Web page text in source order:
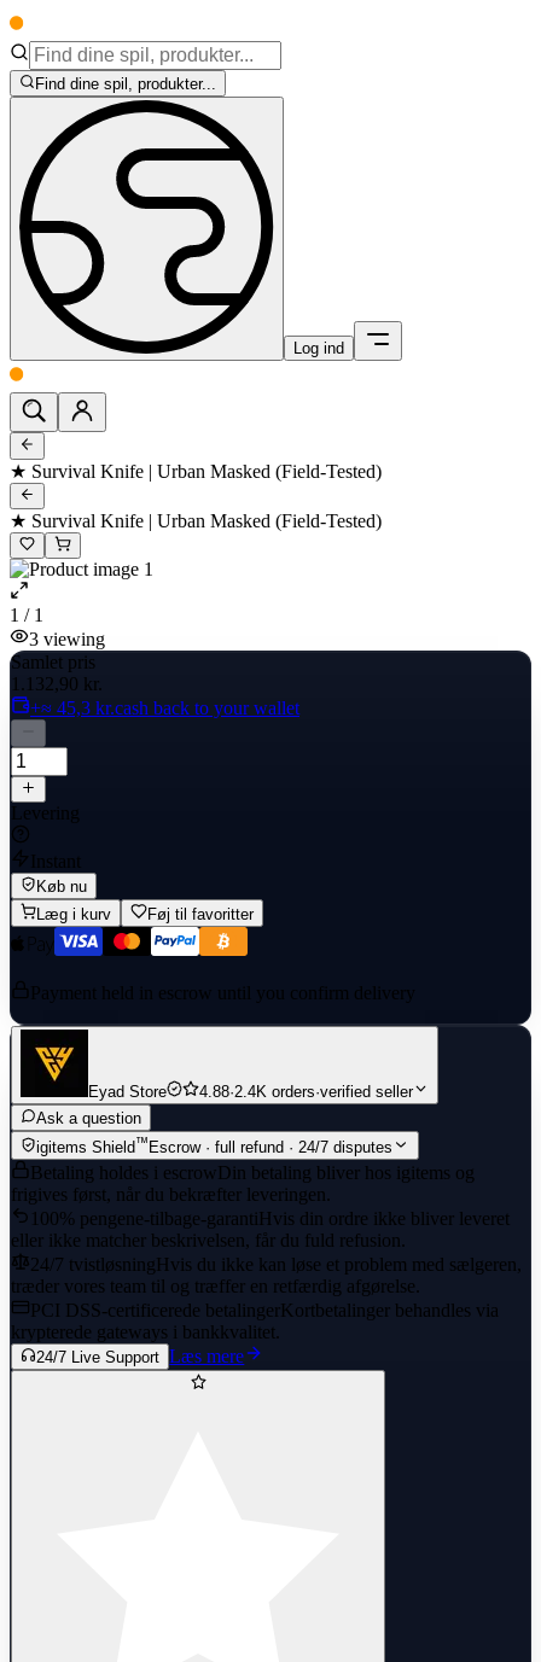
Find dine spil, produkter...
Log ind
★ Survival Knife | Urban Masked (Field-Tested)
★ Survival Knife | Urban Masked (Field-Tested)
1 / 1
3 viewing
Samlet pris
1.132,90 kr.
+≈ 45,3 kr.cash back to your wallet
Levering
Instant
Køb nu
Læg i kurv
Føj til favoritter
Payment held in escrow until you confirm delivery
Eyad Store 4.88·2.4K orders·verified seller
Ask a question
igitems Shield™ Escrow · full refund · 24/7 disputes
Betaling holdes i escrowDin betaling bliver hos igitems og
frigives først, når du bekræfter leveringen.
100% pengene-tilbage-garantiHvis din ordre ikke bliver leveret
eller ikke matcher beskrivelsen, får du fuld refusion.
24/7 tvistløsningHvis du ikke kan løse et problem med sælgeren,
træder vores team til og træffer en retfærdig afgørelse.
PCI DSS-certificerede betalingerKortbetalinger behandles via
krypterede gateways i bankkvalitet.
24/7 Live Support Læs mere